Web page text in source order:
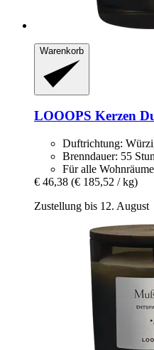
Warenkorb
LOOOPS Kerzen
Duftrichtung:
Brenndauer: 55
Für alle Wohnräume
€ 46,38 (€ 185,52 / kg)
Zustellung bis 12. August